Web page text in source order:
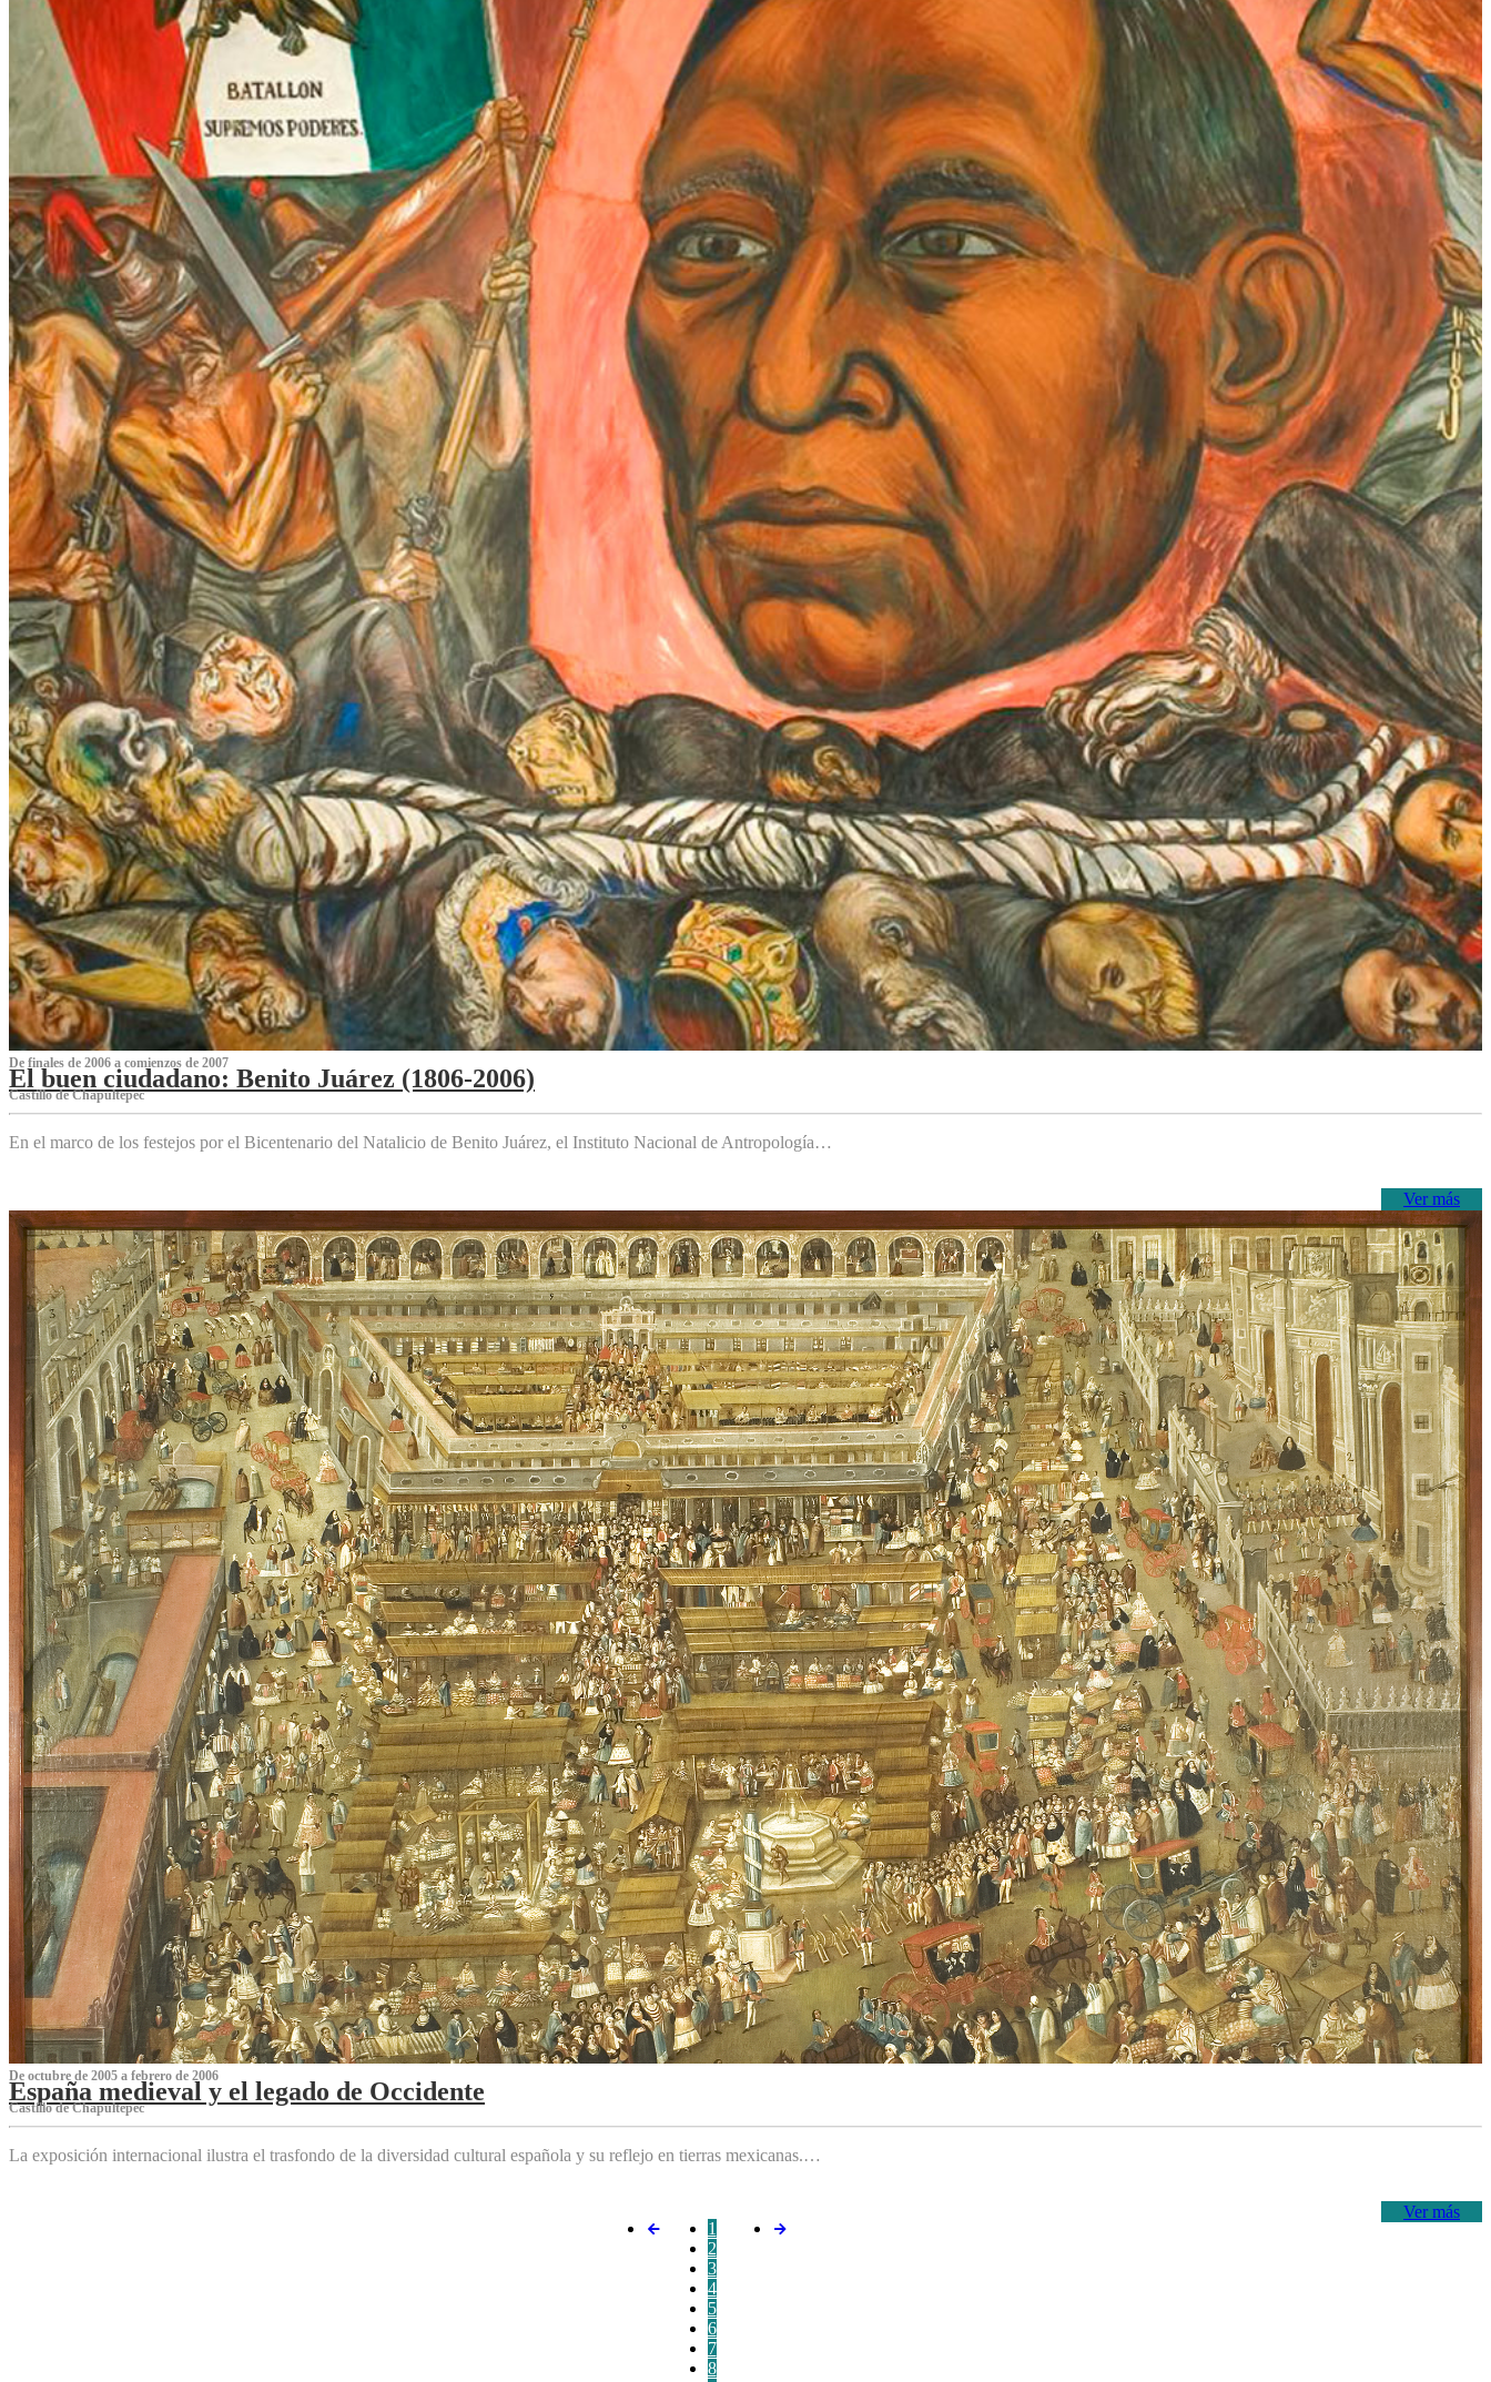
De finales de 2006 a comienzos de 2007
El buen ciudadano: Benito Juárez (1806-2006)
Castillo de Chapultepec
En el marco de los festejos por el Bicentenario del Natalicio de Benito Juárez, el Instituto Nacional de Antropología…
Ver más
De octubre de 2005 a febrero de 2006
España medieval y el legado de Occidente
Castillo de Chapultepec
La exposición internacional ilustra el trasfondo de la diversidad cultural española y su reflejo en tierras mexicanas.…
Ver más
1
2
3
4
5
6
7
8